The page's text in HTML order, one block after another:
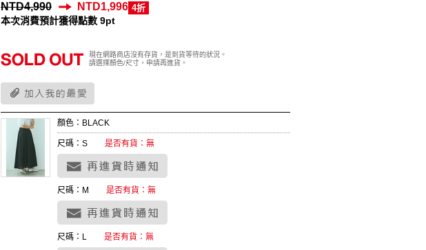
NTD4,990 NTD1,996 4折
本次消費預計獲得點數 9pt
現在網路商店沒有存貨，是到貨等待的狀況。
請選擇顏色/尺寸，申請再進貨。
顏色：BLACK
尺碼：S 是否有貨：無
尺碼：M 是否有貨：無
尺碼：L 是否有貨：無